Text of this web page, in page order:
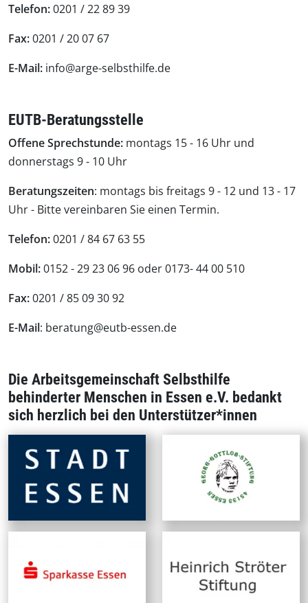
Telefon:0201 / 22 89 39
Fax:0201 / 20 07 67
E-Mail: info@arge-selbsthilfe.de
EUTB-Beratungsstelle
Offene Sprechstunde: montags 15 - 16 Uhr und
donnerstags 9 - 10 Uhr
Beratungszeiten: montags bis freitags 9 - 12 und 13 - 17
Uhr - Bitte vereinbaren Sie einen Termin.
Telefon:0201 / 84 67 63 55
Mobil:0152 - 29 23 06 96 oder 0173- 44 00 510
Fax:0201 / 85 09 30 92
E-Mail: beratung@eutb-essen.de
Die Arbeitsgemeinschaft Selbsthilfe
behinderter Menschen in Essen e.V. bedankt
sich herzlich bei den Unterstützer*innen